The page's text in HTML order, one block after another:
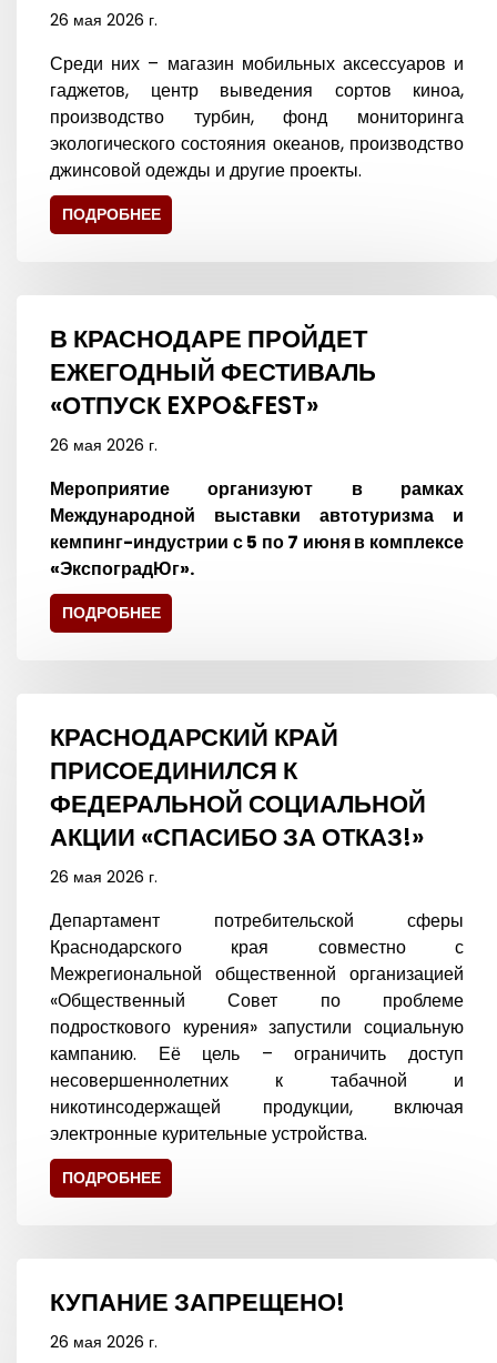
26 мая 2026 г.
Среди них – магазин мобильных аксессуаров и
гаджетов, центр выведения сортов киноа,
производство турбин, фонд мониторинга
экологического состояния океанов, производство
джинсовой одежды и другие проекты.
ПОДРОБНЕЕ
В КРАСНОДАРЕ ПРОЙДЕТ
ЕЖЕГОДНЫЙ ФЕСТИВАЛЬ
«ОТПУСК EXPO&FEST»
26 мая 2026 г.
Мероприятие организуют в рамках
Международной выставки автотуризма и
кемпинг-индустрии с 5 по 7 июня в комплексе
«ЭкспоградЮг».
ПОДРОБНЕЕ
КРАСНОДАРСКИЙ КРАЙ
ПРИСОЕДИНИЛСЯ К
ФЕДЕРАЛЬНОЙ СОЦИАЛЬНОЙ
АКЦИИ «СПАСИБО ЗА ОТКАЗ!»
26 мая 2026 г.
Департамент потребительской сферы
Краснодарского края совместно с
Межрегиональной общественной организацией
«Общественный Совет по проблеме
подросткового курения» запустили социальную
кампанию. Её цель – ограничить доступ
несовершеннолетних к табачной и
никотинсодержащей продукции, включая
электронные курительные устройства.
ПОДРОБНЕЕ
КУПАНИЕ ЗАПРЕЩЕНО!
26 мая 2026 г.